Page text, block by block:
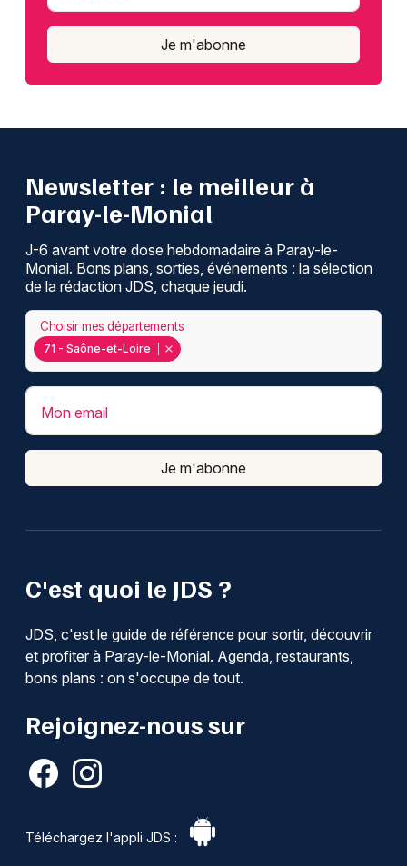
Je m'abonne
C'est quoi le JDS ?
JDS, c'est le guide de référence pour sortir, découvrir
et profiter à Paray-le-Monial. Agenda, restaurants,
bons plans : on s'occupe de tout.
Rejoignez-nous sur
Téléchargez l'appli JDS :
Newsletter : le meilleur à
Paray-le-Monial
J-6 avant votre dose hebdomadaire à Paray-le-
Monial. Bons plans, sorties, événements : la sélection
de la rédaction JDS, chaque jeudi.
71 - Saône-et-Loire
Choisir mes départements
Mon email
Je m'abonne